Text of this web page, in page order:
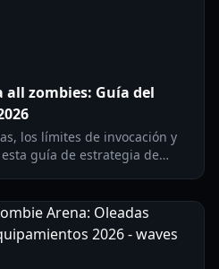
all zombies: Guía del
los límites de invocación y
guía de estrategia de